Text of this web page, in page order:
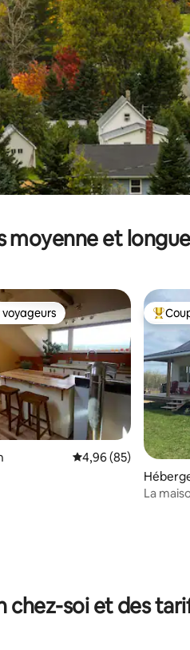
moyenne et
122 commentaires : 4,98 sur 5
les plus appréciés
Évaluation moyenne
4,96 (85)
yLa
chez-soi et des